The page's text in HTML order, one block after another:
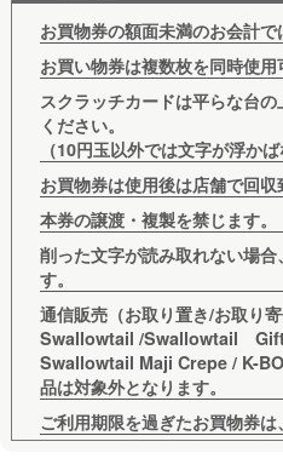
お買物券の額面未満のお会計で
お買い物券は複数枚を同時使用
スクラッチカードは平らな台
ください。
（10円玉以外では文字が浮か
お買物券は使用後は店舗で回収
本券の譲渡・複製を禁じます。
削った文字が読み取れない場
す。
通信販売（お取り置き/お取り
Swallowtail /Swallowtail
Swallowtail Maji Crepe / K-
品は対象外となります。
ご利用期限を過ぎたお買物券は